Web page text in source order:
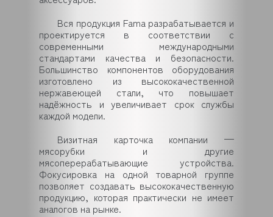
Вся продукция Fama разрабатывается и
проектируется в соответствии с
современными международными
стандартами качества и безопасности.
Большинство компонентов оборудования
изготовлено из высококачественной
нержавеющей стали, что повышает
надёжность и увеличивает срок службы
каждой модели.
Визитная карточка компании —
мясорубки и другие
мясоперерабатывающие устройства.
Фокусировка на одной товарной группе
позволяет создавать высококачественную
продукцию, которая практически не имеет
аналогов на рынке.